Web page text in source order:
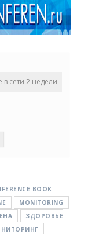
в сети 2 недели
BOOK
MONITORING
ЗДОРОВЬЕ